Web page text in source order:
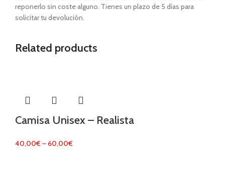
reponerlo sin coste alguno. Tienes un plazo de 5 días para
solicitar tu devolución.
Related products
Camisa Unisex – Realista
40,00€– 60,00€